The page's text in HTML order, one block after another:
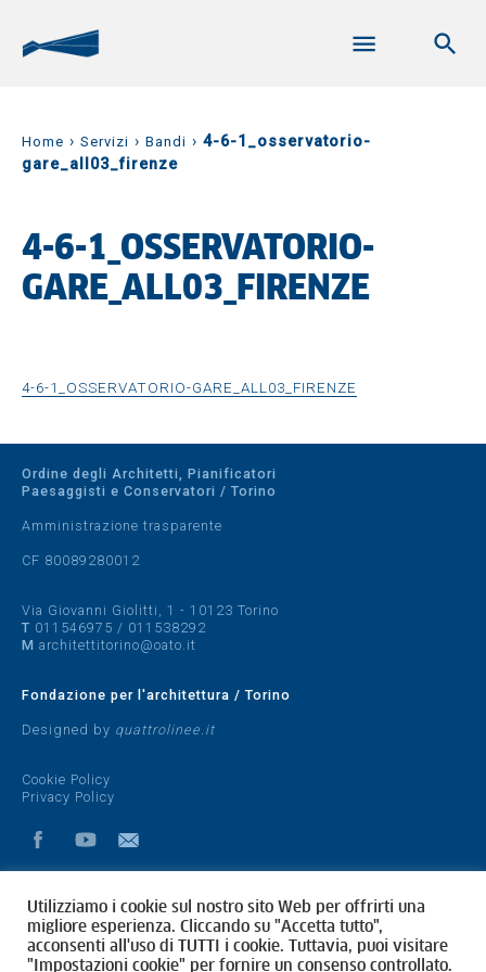
Home › Servizi › Bandi › 4-6-1_osservatorio-
gare_all03_firenze
4-6-1_OSSERVATORIO-
GARE_ALL03_FIRENZE
4-6-1_OSSERVATORIO-GARE_ALL03_FIRENZE
Ordine degli Architetti, Pianificatori
Paesaggisti e Conservatori / Torino
Amministrazione trasparente
CF 80089280012
Via Giovanni Giolitti, 1 - 10123 Torino
T 011546975 / 011538292
M architettitorino@oato.it
Fondazione per l'architettura / Torino
Designed by quattrolinee.it
Cookie Policy
Privacy Policy
Utilizziamo i cookie sul nostro sito Web per offrirti una
migliore esperienza. Cliccando su "Accetta tutto",
acconsenti all'uso di TUTTI i cookie. Tuttavia, puoi visitare
"Impostazioni cookie" per fornire un consenso controllato.